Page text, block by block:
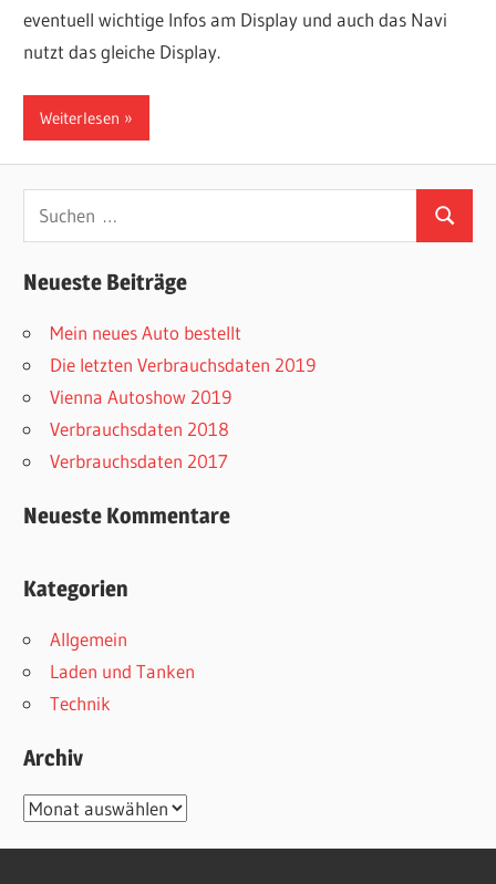
eventuell wichtige Infos am Display und auch das Navi
nutzt das gleiche Display.
Weiterlesen
Suchen
nach:
Suchen
Neueste Beiträge
Mein neues Auto bestellt
Die letzten Verbrauchsdaten 2019
Vienna Autoshow 2019
Verbrauchsdaten 2018
Verbrauchsdaten 2017
Neueste Kommentare
Kategorien
Allgemein
Laden und Tanken
Technik
Archiv
Archiv